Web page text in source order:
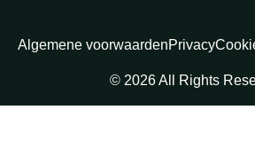
Algemene voorwaardenPrivacy
© 2026 All Rights